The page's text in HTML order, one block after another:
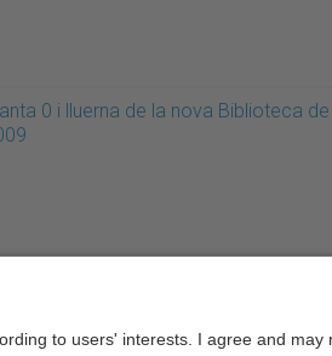
0 i lluerna de la nova Biblioteca de